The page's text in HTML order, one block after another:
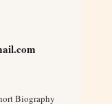
Biography